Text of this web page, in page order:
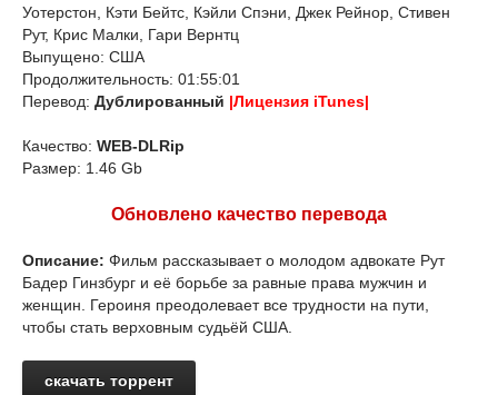
Уотерстон, Кэти Бейтс, Кэйли Спэни, Джек Рейнор, Стивен
Рут, Крис Малки, Гари Вернтц
Выпущено: США
Продолжительность: 01:55:01
Перевод: Дублированный |Лицензия iTunes|
Качество: WEB-DLRip
Размер: 1.46 Gb
Обновлено качество перевода
Описание: Фильм рассказывает о молодом адвокате Рут
Бадер Гинзбург и её борьбе за равные права мужчин и
женщин. Героиня преодолевает все трудности на пути,
чтобы стать верховным судьёй США.
скачать торрент